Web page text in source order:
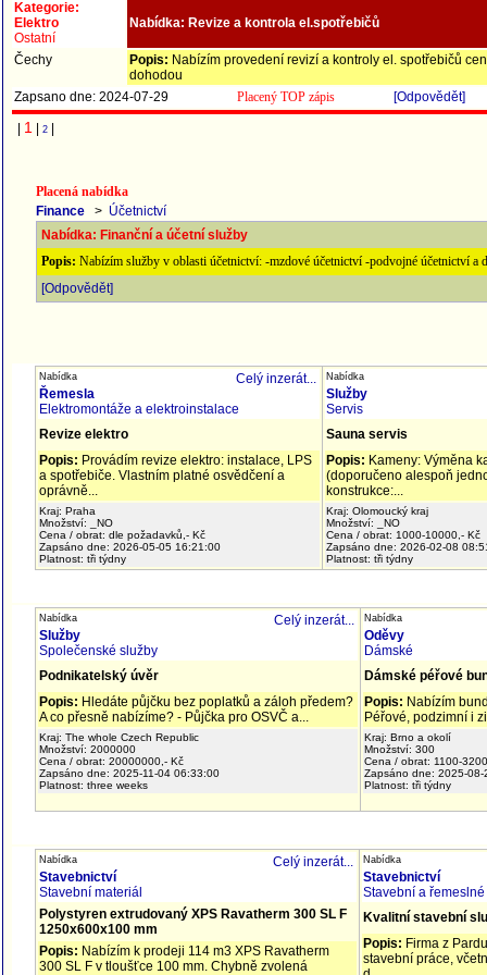
Kategorie:
Elektro
Ostatní
Nabídka: Revize a kontrola el.spotřebičů
Čechy Popis: Nabízím provedení revizí a kontroly el. spotřebičů
dohodou
Zapsano dne: 2024-07-29 Placený TOP zápis [Odpovědět]
1 2
Placená nabídka
Finance > Účetnictví
Nabídka: Finanční a účetní služby
Popis: Nabízím služby v oblasti účetnictví: -mzdové účetnictví -podvojné účetnictví a
[Odpovědět]
Nabídka
Celý inzerát...
Řemesla
Elektromontáže a elektroinstalace
Revize elektro
Popis: Provádím revize elektro: instalace, LPS
a spotřebiče. Vlastním platné osvědčení a
oprávně...
Kraj: Praha
Množství: _NO
Cena / obrat: dle požadavků,- Kč
Zapsáno dne: 2026-05-05 16:21:00
Platnost: tři týdny
Nabídka
Služby
Servis
Sauna servis
Popis: Kameny: Výměna
(doporučeno alespoň
konstrukce:...
Kraj: Olomoucký kraj
Množství: _NO
Cena / obrat: 1000-10000,- Kč
Zapsáno dne: 2026-02-08
Platnost: tři týdny
Nabídka
Celý inzerát...
Služby
Společenské služby
Podnikatelský úvěr
Popis: Hledáte půjčku bez poplatků a záloh předem?
A co přesně nabízíme? - Půjčka pro OSVČ a...
Kraj: The whole Czech Republic
Množství: 2000000
Cena / obrat: 20000000,- Kč
Zapsáno dne: 2025-11-04 06:33:00
Platnost: three weeks
Nabídka
Oděvy
Dámské
Dámské péřové
Popis: Nabízím
Péřové, podzimní i
Kraj: Brno a okolí
Množství: 300
Cena / obrat: 1100-
Zapsáno dne: 2025-
Platnost: tři týdny
Nabídka
Celý inzerát...
Stavebnictví
Stavební materiál
Polystyren extrudovaný XPS Ravatherm 300 SL F
1250x600x100 mm
Popis: Nabízím k prodeji 114 m3 XPS Ravatherm
300 SL F v tloušťce 100 mm. Chybně zvolená
Nabídka
Stavebnictví
Stavební a
Kvalitní stavební
Popis: Firma z
stavební práce,